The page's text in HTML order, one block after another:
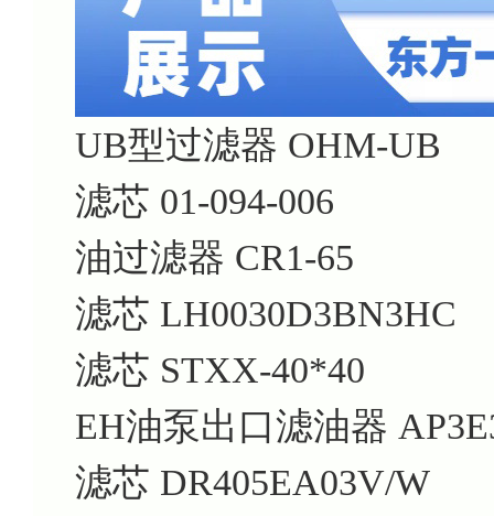
UB型过滤器 OHM-UB
滤芯 01-094-006
油过滤器 CR1-65
滤芯 LH0030D3BN3HC
滤芯 STXX-40*40
EH油泵出口滤油器
滤芯 DR405EA03V/W